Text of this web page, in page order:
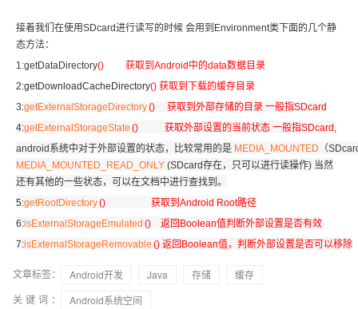
接着我们在使用SDcard进行读写的时候 会用到Environment类下面的几个静
态方法：
1:getDataDirectory()
获取到Android中的data数据目录
2:getDownloadCacheDirectory() 获取到下载的缓存目录
3:getExternalStorageDirectory() 获取到外部存储的目录 一般指SDcard
4:getExternalStorageState () 获取外部设置的当前状态 一般指SDcard,
android系统中对于外部设置的状态，比较常用的是 MEDIA_MOUNTED （
MEDIA_MOUNTED_READ_ONLY (SDcard存在，只可以进行读操作) 当然
还有其他的一些状态，可以在文档中进行查找到。
5:getRootDirectory() 获取到Android Root路径
6:isExternalStorageEmulated () 返回Boolean值判断外部设置是否有效
7:isExternalStorageRemovable () 返回Boolean值，判断外部设置是否可以移除
文章标签： Android开发 Java 存储
缓存
关键词：
Android系统空间